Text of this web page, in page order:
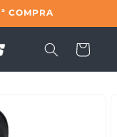
COMPRA
Carrinho